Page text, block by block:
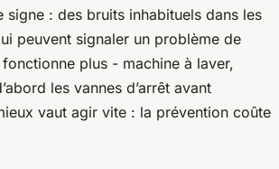
: des bruits inhabituels dans les
peuvent signaler un problème de
plus - machine à laver,
les vannes d’arrêt avant
vaut agir vite : la prévention coûte